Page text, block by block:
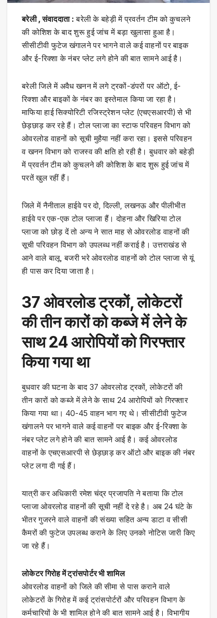
बरेली , संवाददाता : बरेली के बहेड़ी में प्रवर्तन टीम को कुचलने
की कोशिश के बाद शुरू हुई जांच में बड़ा खुलासा हुआ है।
सीसीटीवी फुटेज खंगालने पर भागने वाले कई वाहनों पर बाइक
और ई-रिक्शा के नंबर प्लेट लगे होने की बात सामने आई है।
बरेली जिले में अवैध खनन में लगे ट्रकों-डंपरों पर ऑटो, ई-
रिक्शा और बाइकों के नंबर का इस्तेमाल किया जा रहा है।
माफिया हाई सिक्योरिटी रजिस्ट्रेशन प्लेट (एचएसआरपी) से भी
छेड़छाड़ कर रहे हैं। टोल प्लाजा का स्टाफ परिवहन विभाग को
ओवरलोड वाहनों को सूची मुहैया नहीं करा रहा। इससे परिवहन
व खनन विभाग को राजस्व की क्षति हो रही है। बुधवार को बहेड़ी
में प्रवर्तन टीम को कुचलने की कोशिश के बाद शुरू हुई जांच में
परतें खुल रहीं हैं।
जिले में नैनीताल हाईवे पर दो, दिल्ली, लखनऊ और पीलीभीत
हाईवे पर एक-एक टोल प्लाजा हैं। दोहना और खिरिया टोल
प्लाजा को छोड़ दें तो अन्य ने सात माह से ओवरलोड वाहनों की
सूची परिवहन विभाग को उपलब्ध नहीं कराई है। उत्तराखंड से
आने वाले बालू, बजरी भरे ओवरलोड वाहनों को टोल प्लाजा से यूं
ही पास कर दिया जाता है।
37 ओवरलोड ट्रकों, लोकेटरों
की तीन कारों को कब्जे में लेने के
साथ 24 आरोपियों को गिरफ्तार
किया गया था
बुधवार की घटना के बाद 37 ओवरलोड ट्रकों, लोकेटरों की
तीन कारों को कब्जे में लेने के साथ 24 आरोपियों को गिरफ्तार
किया गया था। 40-45 वाहन भाग गए थे। सीसीटीवी फुटेज
खंगालने पर भागने वाले कई वाहनों पर बाइक और ई-रिक्शा के
नंबर प्लेट लगे होने की बात सामने आई है। कई ओवरलोड
वाहनों के एचएसआरपी से छेड़छाड़ कर ऑटो और बाइक की नंबर
प्लेट लगा दी गई हैं।
यात्री कर अधिकारी रमेश चंद्र प्रजापति ने बताया कि टोल
प्लाजा ओवरलोड वाहनों की सूची नहीं दे रहे है। अब 24 घंटे के
भीतर गुजरने वाले वाहनों की संख्या सहित अन्य डाटा व सीसी
कैमरों की फुटेज उपलब्ध कराने के लिए उनको नोटिस जारी किए
जा रहे हैं।
लोकेटर गिरोह में ट्रांसपोर्टर भी शामिल
ओवरलोड वाहनों को जिले की सीमा से पास कराने वाले
लोकेटरों के गिरोह में कई ट्रांसपोर्टरों और परिवहन विभाग के
कर्मचारियों के भी शामिल होने की बात सामने आई है। विभागीय